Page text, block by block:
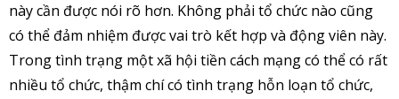
này cần được nói rõ hơn. Không phải tổ chức nào cũng
có thể đảm nhiệm được vai trò kết hợp và động viên này.
Trong tình trạng một xã hội tiền cách mạng có thể có rất
nhiều tổ chức, thậm chí có tình trạng hỗn loạn tổ chức,